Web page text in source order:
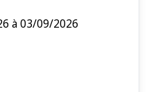
à 03/09/2026